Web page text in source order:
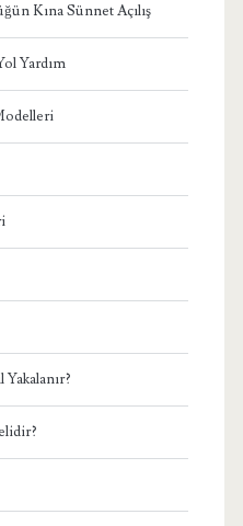
Kına Sünnet Açılış
Yardım